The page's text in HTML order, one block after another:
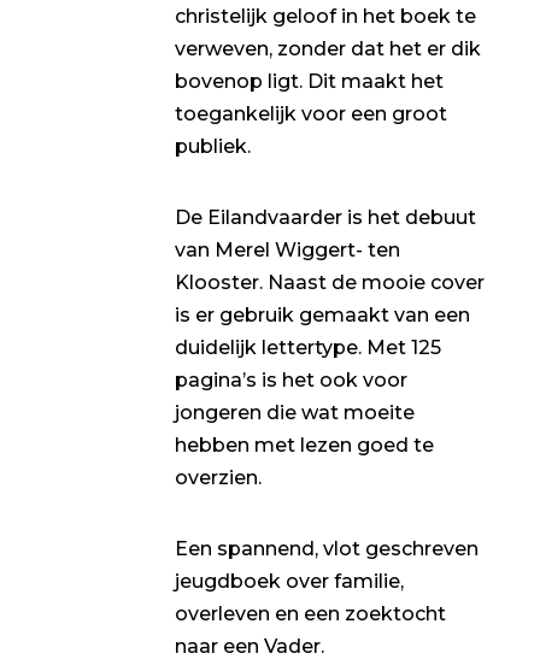
christelijk geloof in het boek te
verweven, zonder dat het er dik
bovenop ligt. Dit maakt het
toegankelijk voor een groot
publiek.
De Eilandvaarder is het debuut
van Merel Wiggert- ten
Klooster. Naast de mooie cover
is er gebruik gemaakt van een
duidelijk lettertype. Met 125
pagina’s is het ook voor
jongeren die wat moeite
hebben met lezen goed te
overzien.
Een spannend, vlot geschreven
jeugdboek over familie,
overleven en een zoektocht
naar een Vader.